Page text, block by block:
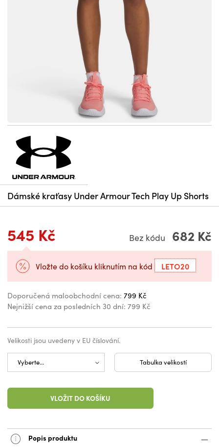
Dámské kraťasy Under Armour Tech Play Up Shorts
545 Kč Bez kódu 682 Kč
Vložte do košíku kliknutím na kód LETO20
Doporučená maloobchodní cena: 799 Kč
Nejnižší cena za posledních 30 dní: 799 Kč
Velikosti jsou uvedeny v EU číslování.
Tabulka velikostí
VLOŽIT DO KOŠÍKU
Popis produktu